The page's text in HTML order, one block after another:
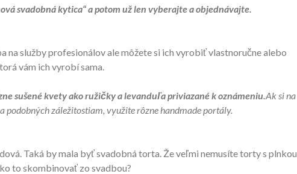
svadobná kytica“ a potom už len vyberajte a objednávajte.
na služby profesionálov ale môžete si ich vyrobiť vlastnoručne alebo
vám ich vyrobí sama.
sušené kvety ako ružičky a levanduľa priviazané k oznámeniu.Ak si na
podobných záležitostiam, využite rôzne handmade portály.
Taká by mala byť svadobná torta. Že veľmi nemusíte torty s plnkou
to skombinovať zo svadbou?